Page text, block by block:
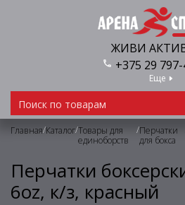
ЖИВИ
+375 29
Еще
Главная/Каталог/Товары для
единоборств
/Перчатки
для бокса
Перчатки
6oz, к/з, красный